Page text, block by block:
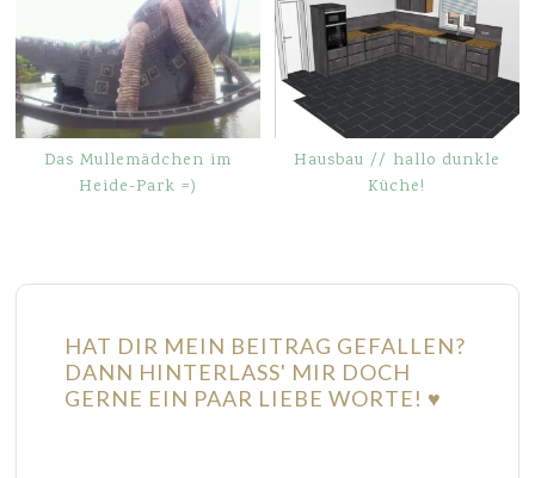
Das Mullemädchen im
Heide-Park =)
Hausbau // hallo dunkle
Küche!
HAT DIR MEIN BEITRAG GEFALLEN?
DANN HINTERLASS' MIR DOCH
GERNE EIN PAAR LIEBE WORTE! ♥